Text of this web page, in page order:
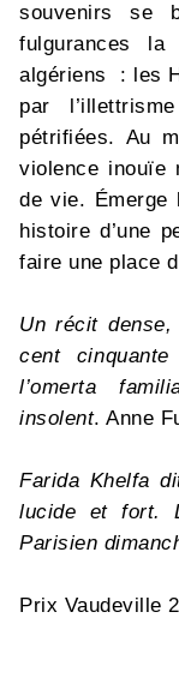
souvenirs se
fulgurances
algériens : les
par
pétrifiées. Au
violence inouïe
de vie. Émerge
histoire d’une
faire une place
Un récit
cent
l’omerta
insolent. Anne
Farida Khelfa
lucide et fort.
Parisien
Prix Vaudeville